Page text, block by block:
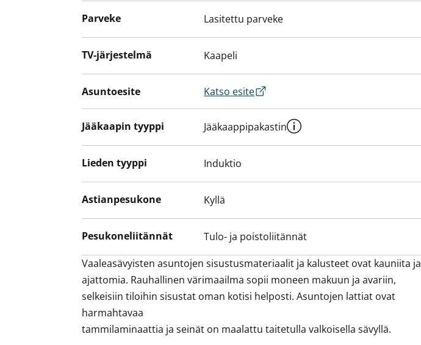
Parveke Lasitettu parveke
TV-järjestelmä Kaapeli
Asuntoesite Katso esite
Jääkaapin tyyppi Jääkaappipakastin
Lieden tyyppi Induktio
Astianpesukone Kyllä
Pesukoneliitännät
Tulo- ja poistoliitännät
Vaaleasävyisten asuntojen sisustusmateriaalit ja kalusteet ovat kauniita ja
ajattomia. Rauhallinen värimaailma sopii moneen makuun ja avariin,
selkeisiin tiloihin sisustat oman kotisi helposti. Asuntojen lattiat ovat
harmahtavaa
tammilaminaattia ja seinät on maalattu taitetulla valkoisella sävyllä.